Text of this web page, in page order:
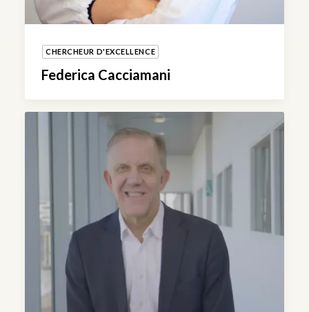
CHERCHEUR D'EXCELLENCE
Federica Cacciamani